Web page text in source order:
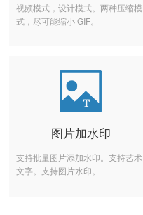
视频模式，设计模式。两种压缩模
式，尽可能缩小 GIF。
图片加水印
支持批量图片添加水印。支持艺术
文字。支持图片水印。